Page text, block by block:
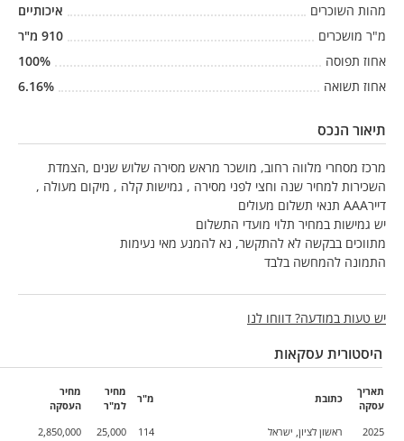
מהות השוכרים
איכותיים
מ"ר מושכרים
910 מ"ר
אחוז תפוסה
100%
אחוז תשואה
6.16%
תיאור הנכס
מרכז מסחרי מלווה רחוב, מושכר מראש מסירה שלוש שנים ,הצמדת
השכירות למחיר שנה וחצי לפני מסירה , גמישות קלה , מיקום מעולה ,
דיירAAA תנאי תשלום מעולים
יש גמישות במחיר תלוי מועדי התשלום
מתווכים בבקשה לא להתקשר, נא להמנע מאי נעימות
התמונה להמחשה בלבד
יש טעות במודעה? דווחו לנו
היסטורית עסקאות
תאריך
עסקה
כתובת מ"ר
מחיר
למ"ר
מחיר
העסקה
2025
ראשון לציון, ישראל 114
25,000
2,850,000